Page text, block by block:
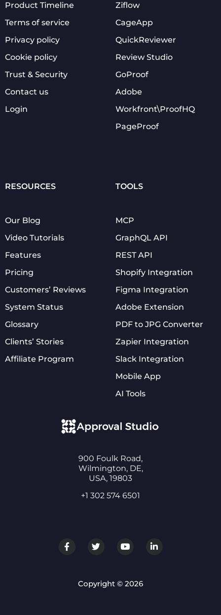
Product Timeline
Terms of service
Privacy policy
Cookie policy
Trust & Security
Contact us
Login
Ziflow
CageApp
QuickReviewer
Review Studio
GoProof
Adobe
Workfront\ProofHQ
PageProof
RESOURCES
Our Blog
Video Tutorials
Features
Pricing
Customers’ Reviews
System Status
Glossary
Clients’ Stories
Affiliate Program
TOOLS
MCP
GraphQL API
REST API
Shopify Integration
Figma Integration
Adobe Extension
PDF to JPG Converter
Zapier Integration
Slack Integration
Mobile App
AI Tools
900 Foulk Road,
Wilmington, DE,
USA, 19803
+1 302 574 6501
Copyright © 2026